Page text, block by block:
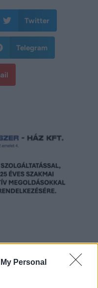
Personal
Twitter
Telegram